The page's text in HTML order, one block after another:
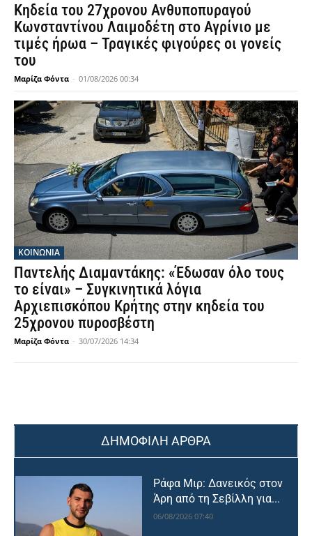
Κηδεία του 27χρονου Ανθυποπυραγού
Κωνσταντίνου Λαιμοδέτη στο Αγρίνιο με
τιμές ήρωα – Τραγικές φιγούρες οι γονείς
του
Μαρίζα Φόντα - 01/08/2026 00:34
ΚΟΙΝΩΝΙΑ
Παντελής Διαμαντάκης: «Έδωσαν όλο τους
το είναι» – Συγκινητικά λόγια
Αρχιεπισκόπου Κρήτης στην κηδεία του
25χρονου πυροσβέστη
Μαρίζα Φόντα - 30/07/2026 14:34
ΔΗΜΟΦΙΛΗ ΑΡΘΡΑ
Ράφα Μιρ: Δανεικός στον
Άρη από τη Σεβίλλη για...
06/08/2026 07:40